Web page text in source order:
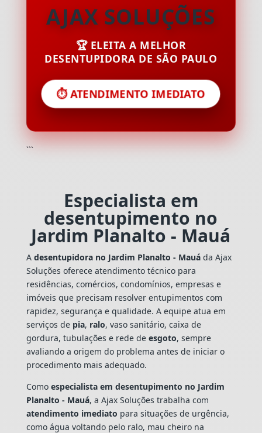
AJAX SOLUÇÕES
🏆 ELEITA A MELHOR
DESENTUPIDORA DE SÃO PAULO
⏱️ ATENDIMENTO IMEDIATO
```
Especialista em
desentupimento no
Jardim Planalto - Mauá
A desentupidora no Jardim Planalto - Mauáda Ajax
Soluções oferece atendimento técnico para
residências, comércios, condomínios, empresas e
imóveis que precisam resolver entupimentos com
rapidez, segurança e qualidade. A equipe atua em
serviços de pia, ralo, vaso sanitário, caixa de
gordura, tubulações e rede de esgoto, sempre
avaliando a origem do problema antes de iniciar o
procedimento mais adequado.
Como especialista em desentupimento no Jardim
Planalto - Mauá, a Ajax Soluções trabalha com
atendimento imediato para situações de urgência,
como água voltando pelo ralo, mau cheiro na